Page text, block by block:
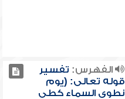
الفهرس: تفسير
قوله تعالى: (يوم
نطوي السماء كطي